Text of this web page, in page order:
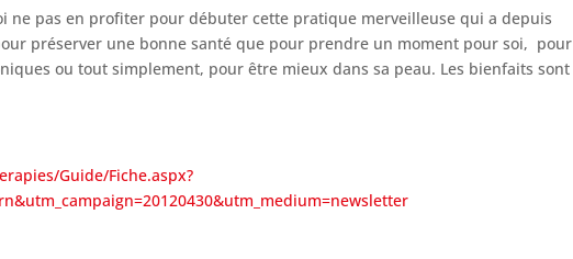
ne pas en profiter pour débuter cette pratique merveilleuse qui a depuis
préserver une bonne santé que pour prendre un moment pour soi, pour
ou tout simplement, pour être mieux dans sa peau. Les bienfaits sont
Guide/Fiche.aspx?